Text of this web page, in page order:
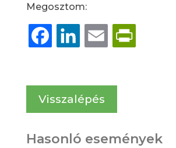
Megosztom:
FacebookLinkedInEmail
Visszalépés
Hasonló események